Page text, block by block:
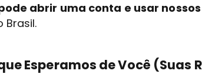
abrir uma conta e usar
Brasil.
Esperamos de Você